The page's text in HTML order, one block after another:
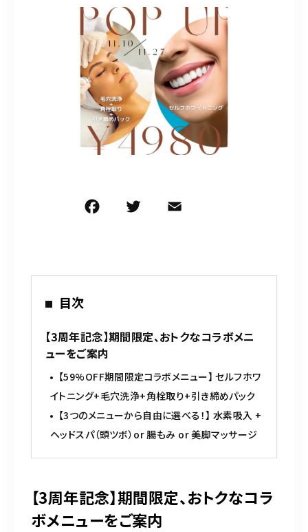
e
o
te l
目次
【3周年記念】期間限定、おトクなコラボメニ
ューをご案内
【59%OFF期間限定コラボメニュー】 セルフホワ
イトニング+毛穴洗浄+角栓取り+引き締めパック
【3つのメニューから自由に選べる！】 水素吸入 +
ヘッドスパ（頭ツボ）or 腸もみ or 美脚マッサージ
【3周年記念】期間限定、おトクなコラ
ボメニューをご案内
090-9859-5917
平日 10：00～21：00
土日 10：00～20：00
祝日 10：00～20：00（不定休）
ご予約はこちら